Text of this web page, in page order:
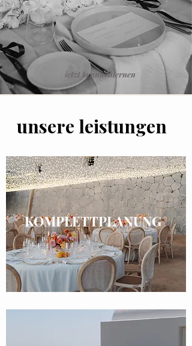
jetzt kennnenlernen
unsere leistungen
KOMPLETTPLANUNG